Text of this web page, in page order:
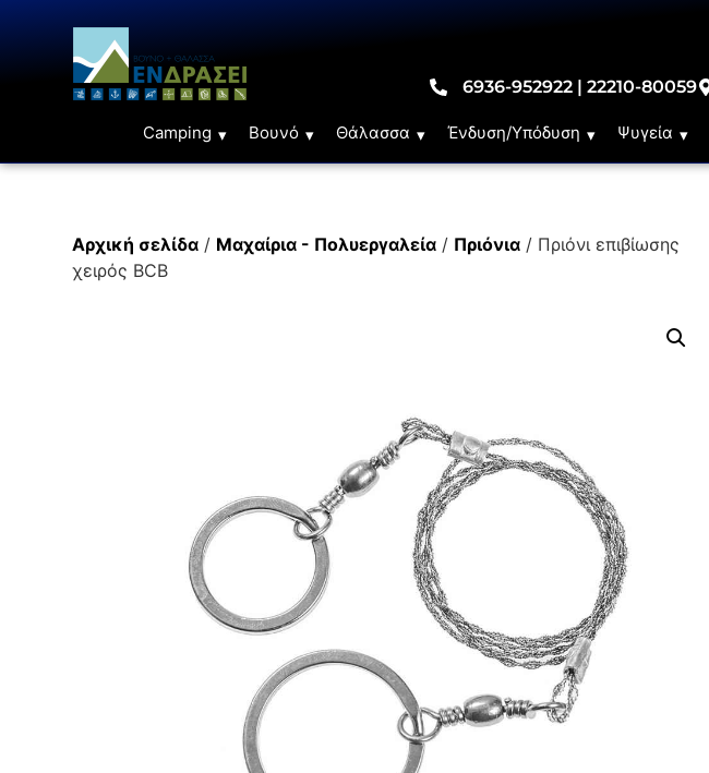
6936-952922 | 22210-80059
Camping Βουνό Θάλασσα Ένδυση/Υπόδυση Ψυγεία
Αρχική σελίδα / Μαχαίρια - Πολυεργαλεία / Πριόνια / Πριόνι επιβίωσης
χειρός BCB